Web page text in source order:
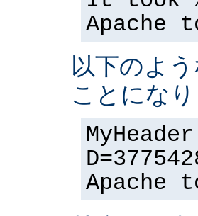
Apache
以下のよ
ことにな
Apache